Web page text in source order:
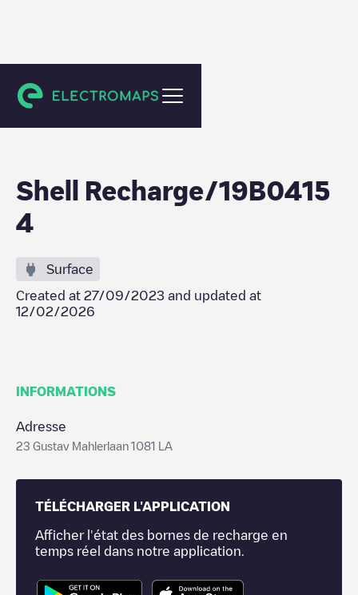
Amsterdam
Shell Recharge/19B0415
4
Surface
Created at 27/09/2023 and updated at
12/02/2026
INFORMATIONS
Adresse
23 Gustav Mahlerlaan 1081 LA
TÉLÉCHARGER L'APPLICATION
Afficher l'état des bornes de recharge en
temps réel dans notre application.